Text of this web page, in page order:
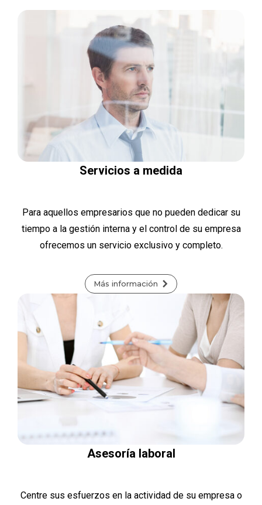
Servicios a medida
Para aquellos empresarios que no pueden dedicar su
tiempo a la gestión interna y el control de su empresa
ofrecemos un servicio exclusivo y completo.
Más información
Asesoría laboral
Centre sus esfuerzos en la actividad de su empresa o